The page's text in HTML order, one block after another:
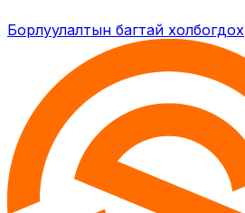
Борлуулалтын багтай холбогдох